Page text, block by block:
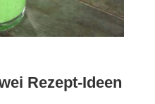
Rezept-Ideen